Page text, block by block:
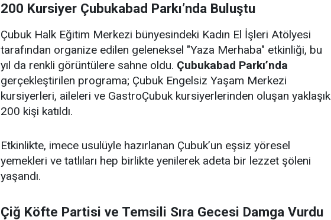
200 Kursiyer Çubukabad Parkı’nda Buluştu
Çubuk Halk Eğitim Merkezi bünyesindeki Kadın El İşleri Atölyesi
tarafından organize edilen geleneksel "Yaza Merhaba" etkinliği, bu
yıl da renkli görüntülere sahne oldu. Çubukabad Parkı’nda
gerçekleştirilen programa; Çubuk Engelsiz Yaşam Merkezi
kursiyerleri, aileleri ve GastroÇubuk kursiyerlerinden oluşan yaklaşık
200 kişi katıldı.
Etkinlikte, imece usulüyle hazırlanan Çubuk’un eşsiz yöresel
yemekleri ve tatlıları hep birlikte yenilerek adeta bir lezzet şöleni
yaşandı.
Çiğ Köfte Partisi ve Temsili Sıra Gecesi Damga Vurdu